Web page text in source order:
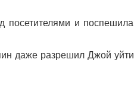
и поспешила
даже разрешил Джой уйти